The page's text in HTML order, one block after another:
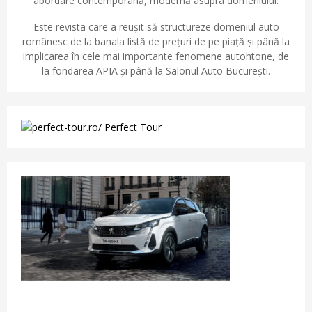
Este revista care a reușit să structureze domeniul auto
românesc de la banala listă de prețuri de pe piață și până la
implicarea în cele mai importante fenomene autohtone, de
la fondarea APIA și până la Salonul Auto București.